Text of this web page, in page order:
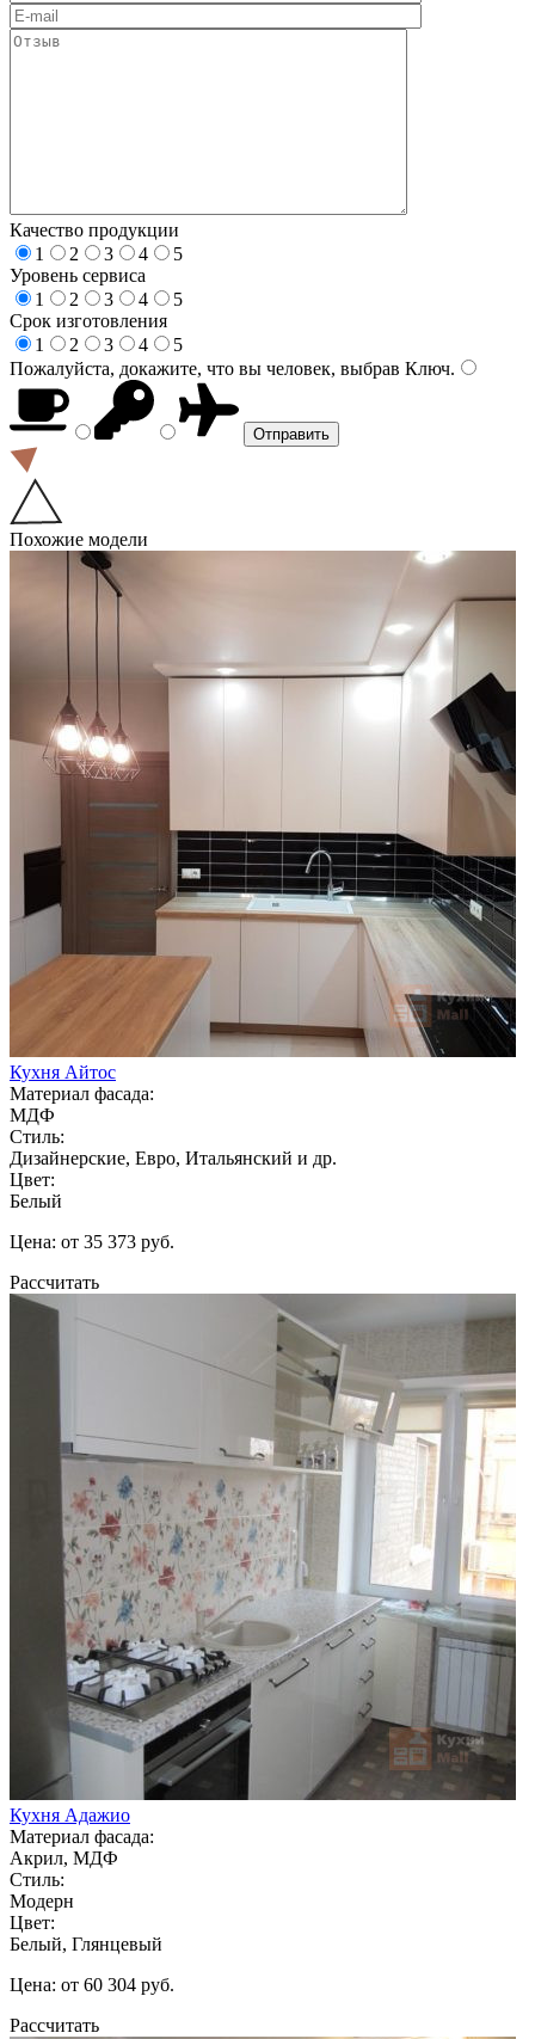
Качество продукции
1
2 3 4
5
Уровень сервиса
1
2 3 4
5
Срок изготовления
1
2 3 4
5
Пожалуйста, докажите, что вы человек, выбрав Ключ.
Похожие модели
Кухня Айтос
Материал фасада:
МДФ
Стиль:
Дизайнерские, Евро, Итальянский и др.
Цвет:
Белый
Цена: от 35 373 руб.
Рассчитать
Кухня Адажио
Материал фасада:
Акрил, МДФ
Стиль:
Модерн
Цвет:
Белый, Глянцевый
Цена: от 60 304 руб.
Рассчитать